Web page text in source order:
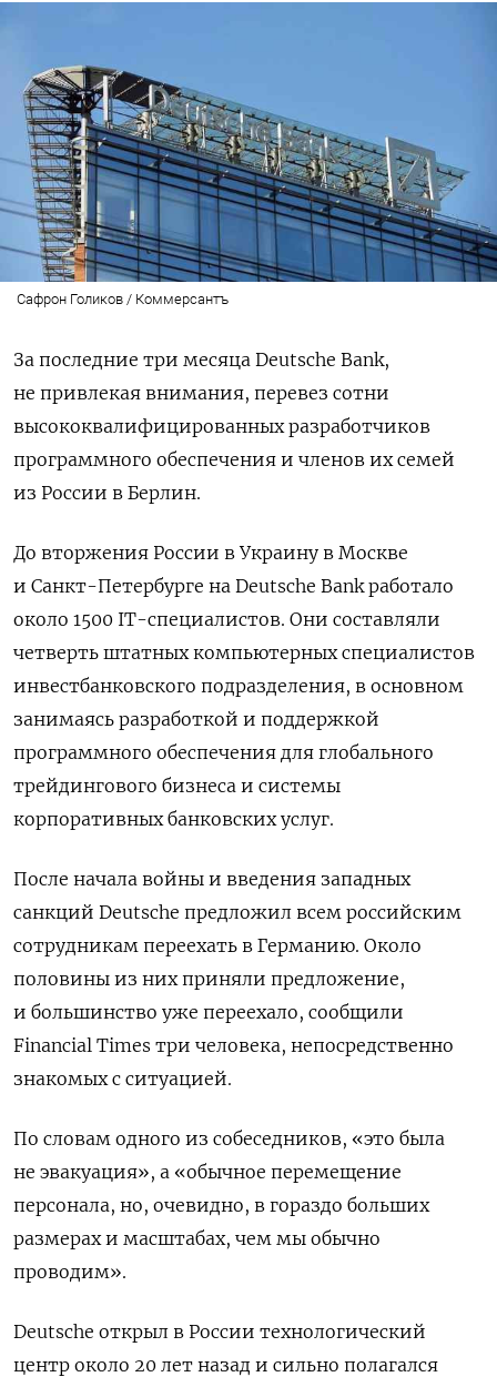
Сафрон Голиков / Коммерсантъ
За последние три месяца Deutsche Bank,
не привлекая внимания, перевез сотни
высококвалифицированных разработчиков
программного обеспечения и членов их семей
из России в Берлин.
До вторжения России в Украину в Москве
и Санкт-Петербурге на Deutsche Bank работало
около 1500 IT-специалистов. Они составляли
четверть штатных компьютерных специалистов
инвестбанковского подразделения, в основном
занимаясь разработкой и поддержкой
программного обеспечения для глобального
трейдингового бизнеса и системы
корпоративных банковских услуг.
После начала войны и введения западных
санкций Deutsche предложил всем российским
сотрудникам переехать в Германию. Около
половины из них приняли предложение,
и большинство уже переехало, сообщили
Financial Times три человека, непосредственно
знакомых с ситуацией.
По словам одного из собеседников, «это была
не эвакуация», а «обычное перемещение
персонала, но, очевидно, в гораздо больших
размерах и масштабах, чем мы обычно
проводим».
Deutsche открыл в России технологический
центр около 20 лет назад и сильно полагался